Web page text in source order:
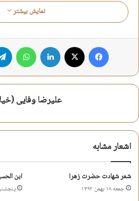
باز است هنوز زخمِ بر
خورده است ترک ، نگیر از
علیرضا وفایی
شعر شهادت بی بی دو
شعر شهادت حضرت زهرا
شعر
علیرضا وفایی
نمایش بیشتر
فیس بوک لینکدین
علیرضا وفایی
اشعار مشابه
شعر شهادت حضرت زهرا
جمعه ۱۸ بهمن ۱۳۹۲
ابن
پنجشنبه ۶ مهر